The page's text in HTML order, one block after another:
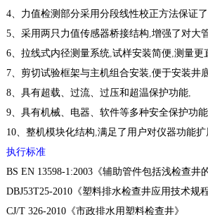
4、力值检测部分采用分段线性校正方法保证
5、采用两只力值传感器桥接结构,增强了对大
6、拉线式内径测量系统,试样安装简便,测量更
7、剪切试验框架与主机组合安装,便于安装井
8、具有超载、过流、过压和超温保护功能,
9、具有机械、电器、软件等多种安全保护功
10、整机模块化结构,满足了用户对仪器功能扩
执行标准
BS EN 13598-1:2003 《辅助管件包括浅检查井
DBJ53T25-2010 《塑料排水检查井应用技术规程
CJ/T 326-2010 《市政排水用塑料检查井》